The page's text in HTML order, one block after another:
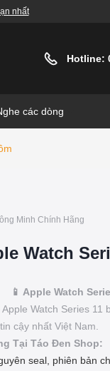
nhất
Hotline:
các dòng
Minh Chính Hãng
Watch
📱 Apple Watch
Watch Series 11
cậy nhất Việt Nam.
Tại Táo Đen Shop:
seal, phiên bản